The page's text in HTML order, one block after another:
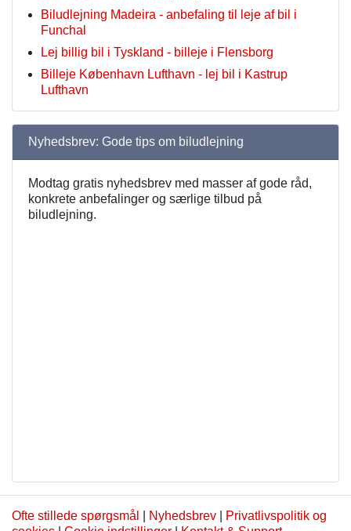
Biludlejning Madeira - anbefaling til leje af bil i
Funchal
Lej billig bil i Tyskland - billeje i Flensborg
Billeje København Lufthavn - lej bil i Kastrup
Lufthavn
Nyhedsbrev: Gode tips om biludlejning
Modtag gratis nyhedsbrev med masser af gode råd,
konkrete anbefalinger og særlige tilbud på
biludlejning.
Ofte stillede spørgsmål Nyhedsbrev
Privatlivspolitik og